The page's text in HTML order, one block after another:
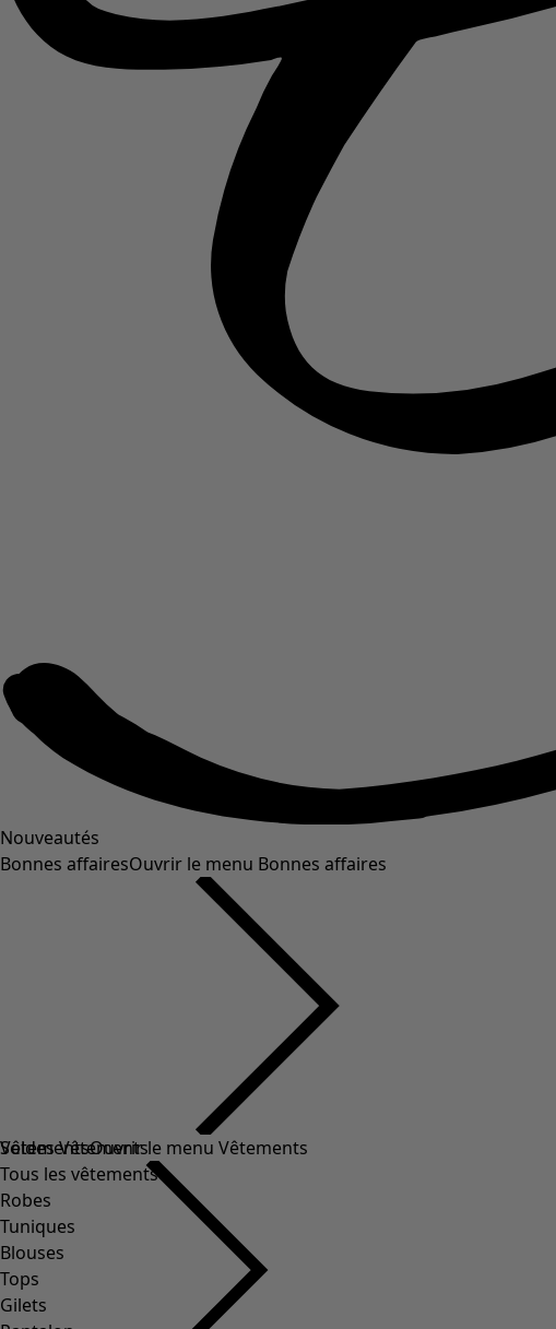
Nouveautés
Bonnes affairesOuvrir le menu Bonnes affaires
Soldes Vêtements
Tous les vêtements
Robes
Tuniques
Blouses
Tops
Gilets
VêtementsOuvrir le menu Vêtements